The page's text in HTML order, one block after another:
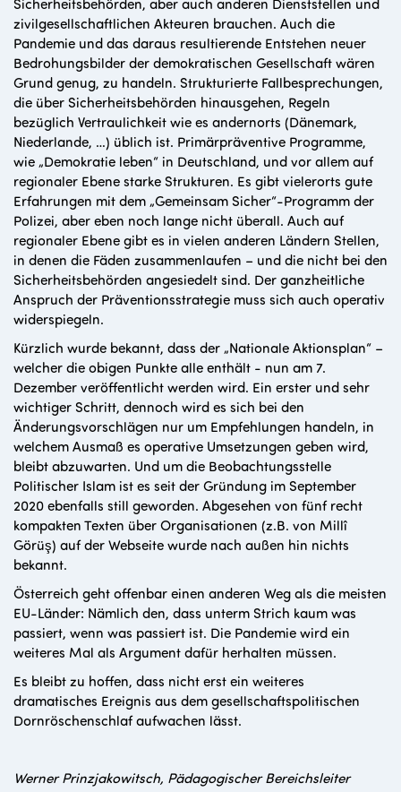
zivilgesellschaftlichen Akteuren brauchen. Auch die
Pandemie und das daraus resultierende Entstehen neuer
Bedrohungsbilder der demokratischen Gesellschaft wären
Grund genug, zu handeln. Strukturierte Fallbesprechungen,
die über Sicherheitsbehörden hinausgehen, Regeln
bezüglich Vertraulichkeit wie es andernorts (Dänemark,
Niederlande, …) üblich ist. Primärpräventive Programme,
wie „Demokratie leben“ in Deutschland, und vor allem auf
regionaler Ebene starke Strukturen. Es gibt vielerorts gute
Erfahrungen mit dem „Gemeinsam Sicher“-Programm der
Polizei, aber eben noch lange nicht überall. Auch auf
regionaler Ebene gibt es in vielen anderen Ländern Stellen,
in denen die Fäden zusammenlaufen – und die nicht bei den
Sicherheitsbehörden angesiedelt sind. Der ganzheitliche
Anspruch der Präventionsstrategie muss sich auch operativ
widerspiegeln.
Kürzlich wurde bekannt, dass der „Nationale Aktionsplan“ –
welcher die obigen Punkte alle enthält - nun am 7.
Dezember veröffentlicht werden wird. Ein erster und sehr
wichtiger Schritt, dennoch wird es sich bei den
Änderungsvorschlägen nur um Empfehlungen handeln, in
welchem Ausmaß es operative Umsetzungen geben wird,
bleibt abzuwarten. Und um die Beobachtungsstelle
Politischer Islam ist es seit der Gründung im September
2020 ebenfalls still geworden. Abgesehen von fünf recht
kompakten Texten über Organisationen (z.B. von Millî
Görüş) auf der Webseite wurde nach außen hin nichts
bekannt.
Österreich geht offenbar einen anderen Weg als die meisten
EU-Länder: Nämlich den, dass unterm Strich kaum was
passiert, wenn was passiert ist. Die Pandemie wird ein
weiteres Mal als Argument dafür herhalten müssen.
Es bleibt zu hoffen, dass nicht erst ein weiteres
dramatisches Ereignis aus dem gesellschaftspolitischen
Dornröschenschlaf aufwachen lässt.
Werner Prinzjakowitsch, Pädagogischer Bereichsleiter